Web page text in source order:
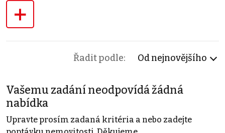
+
Řadit podle: Od nejnovějšího
Vašemu zadání neodpovídá žádná
nabídka
Upravte prosím zadaná kritéria a nebo zadejte